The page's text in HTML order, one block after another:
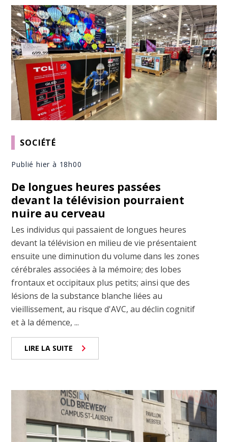
SOCIÉTÉ
Publié hier à 18h00
De longues heures passées
devant la télévision pourraient
nuire au cerveau
Les individus qui passaient de longues heures
devant la télévision en milieu de vie présentaient
ensuite une diminution du volume dans les zones
cérébrales associées à la mémoire; des lobes
frontaux et occipitaux plus petits; ainsi que des
lésions de la substance blanche liées au
vieillissement, au risque d'AVC, au déclin cognitif
et à la démence, ...
LIRE LA SUITE